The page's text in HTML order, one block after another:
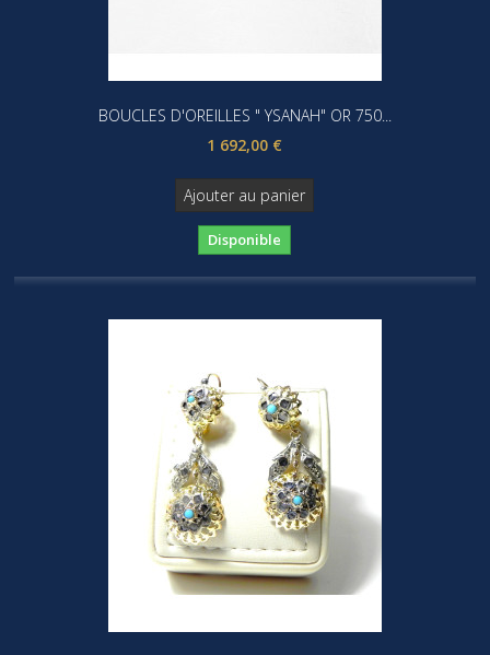
BOUCLES D'OREILLES " YSANAH" OR 750...
1 692,00 €
Ajouter au panier
Disponible